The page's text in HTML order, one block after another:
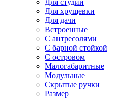
Для студии
Для хрущевки
Для дачи
Встроенные
С антресолями
С барной стойкой
С островом
Малогабаритные
Модульные
Скрытые ручки
Размер